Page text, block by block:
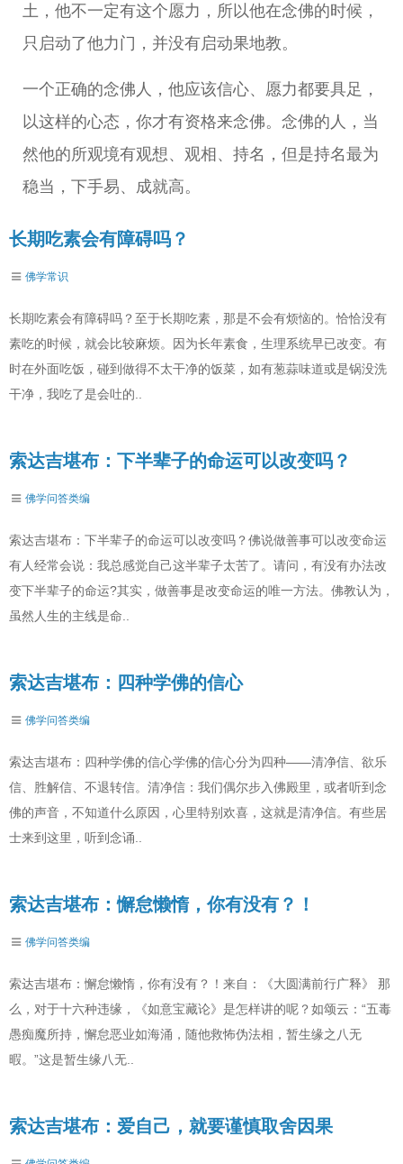
土，他不一定有这个愿力，所以他在念佛的时候，
只启动了他力门，并没有启动果地教。
一个正确的念佛人，他应该信心、愿力都要具足，
以这样的心态，你才有资格来念佛。念佛的人，当
然他的所观境有观想、观相、持名，但是持名最为
稳当，下手易、成就高。
长期吃素会有障碍吗？
佛学常识
长期吃素会有障碍吗？至于长期吃素，那是不会有烦恼的。恰恰没有
素吃的时候，就会比较麻烦。因为长年素食，生理系统早已改变。有
时在外面吃饭，碰到做得不太干净的饭菜，如有葱蒜味道或是锅没洗
干净，我吃了是会吐的..
索达吉堪布：下半辈子的命运可以改变吗？
佛学问答类编
索达吉堪布：下半辈子的命运可以改变吗？佛说做善事可以改变命运
有人经常会说：我总感觉自己这半辈子太苦了。请问，有没有办法改
变下半辈子的命运?其实，做善事是改变命运的唯一方法。佛教认为，
虽然人生的主线是命..
索达吉堪布：四种学佛的信心
佛学问答类编
索达吉堪布：四种学佛的信心学佛的信心分为四种——清净信、欲乐
信、胜解信、不退转信。清净信：我们偶尔步入佛殿里，或者听到念
佛的声音，不知道什么原因，心里特别欢喜，这就是清净信。有些居
士来到这里，听到念诵..
索达吉堪布：懈怠懒惰，你有没有？！
佛学问答类编
索达吉堪布：懈怠懒惰，你有没有？！来自：《大圆满前行广释》 那
么，对于十六种违缘，《如意宝藏论》是怎样讲的呢？如颂云：“五毒
愚痴魔所持，懈怠恶业如海涌，随他救怖伪法相，暂生缘之八无
暇。”这是暂生缘八无..
索达吉堪布：爱自己，就要谨慎取舍因果